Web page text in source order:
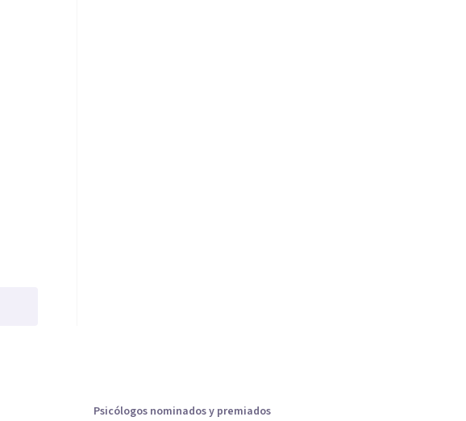
Psicólogos nominados y premiados